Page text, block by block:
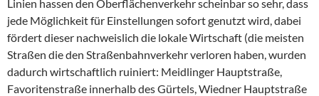
Linien hassen den Oberflächenverkehr scheinbar so sehr, dass
jede Möglichkeit für Einstellungen sofort genutzt wird, dabei
fördert dieser nachweislich die lokale Wirtschaft (die meisten
Straßen die den Straßenbahnverkehr verloren haben, wurden
dadurch wirtschaftlich ruiniert: Meidlinger Hauptstraße,
Favoritenstraße innerhalb des Gürtels, Wiedner Hauptstraße